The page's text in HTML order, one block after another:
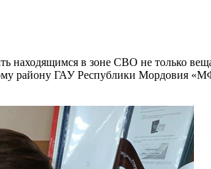
находящимся в зоне СВО не только
району ГАУ Республики Мордовия